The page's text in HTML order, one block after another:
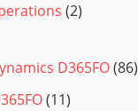
(2)
D365FO(86)
(11)